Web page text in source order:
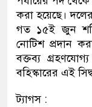
করা হয়েছে। দলের
গত ১৫ই জুন
নোটিশ প্রদান
বক্তব্য
বহিস্কারের এই
ট্যাগস :